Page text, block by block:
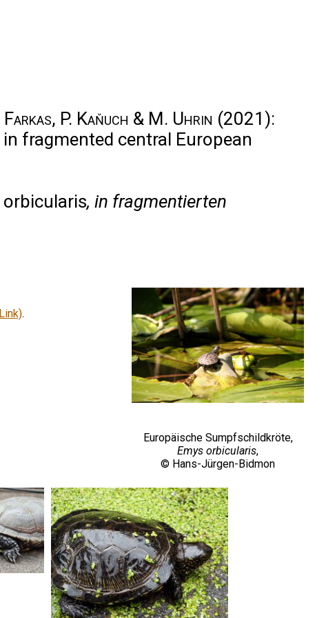
P. Kaňuch & M. Uhrin (2021):
in fragmented central European
orbicularis, in fragmentierten
Europäische Sumpfschildkröte,
Emys orbicularis,
© Hans-Jürgen-Bidmon
.